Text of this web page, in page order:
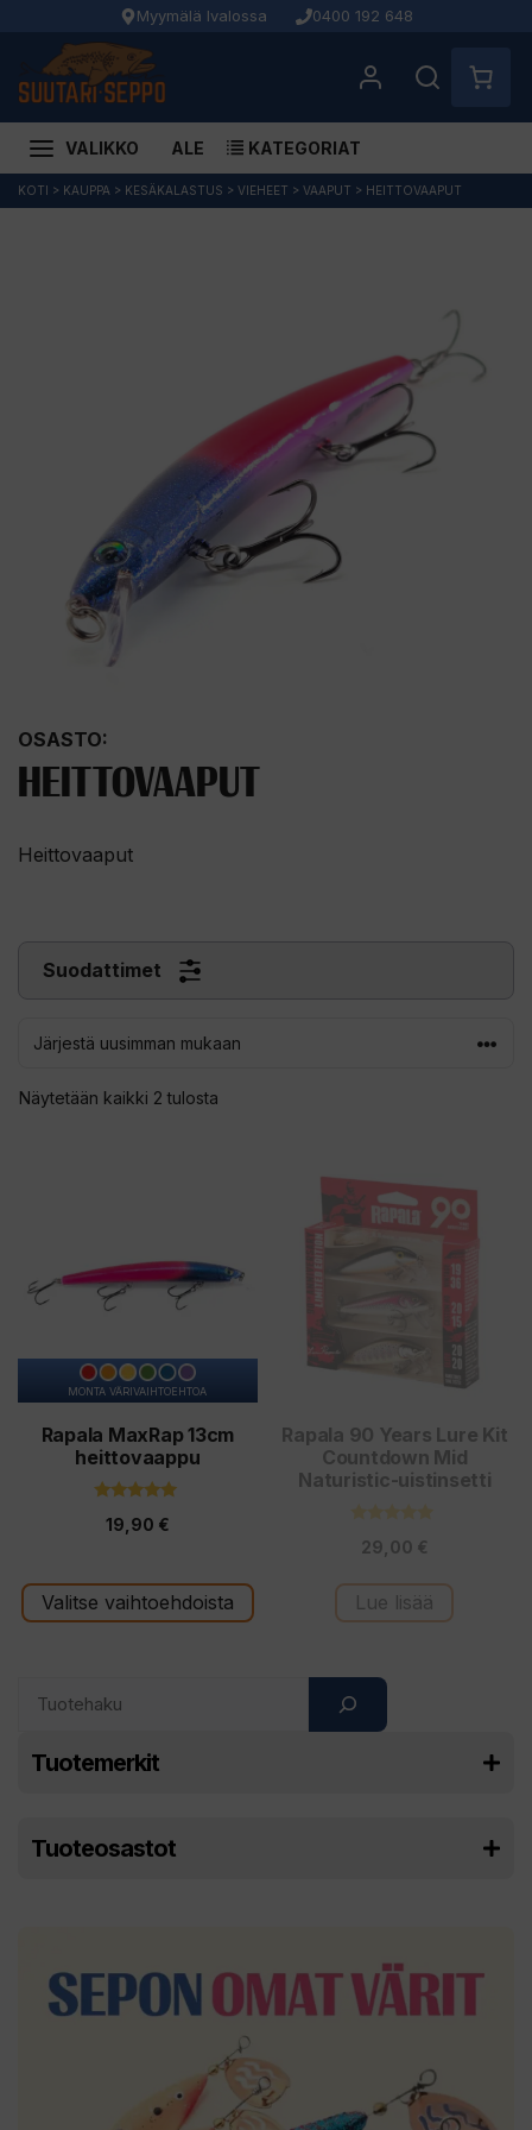
Myymälä Ivalossa 0400 192 648
VALIKKO ALE KATEGORIAT
Siirry
KOTI > KAUPPA > KESÄKALASTUS > VIEHEET > VAAPUT > HEITTOVAAPUT
OSASTO:
HEITTOVAAPUT
Heittovaaput
Suodattimet
Näytetään kaikki 2 tulosta
MONTA VÄRIVAIHTOEHTOA
Rapala MaxRap 13cm
heittovaappu
5:stä
19,90 €
Valitse vaihtoehdoista
useampi
muunnelma.
valinnat
tuotteen
sivulla.
Rapala 90 Years Lure Kit
Countdown Mid
Naturistic-uistinsetti
5:stä
29,00 €
Lue lisää
Tuotemerkit
Tuoteosastot